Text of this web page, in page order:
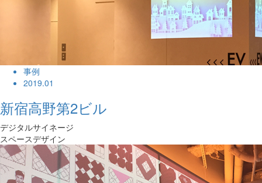
事例
2019.01
新宿高野第2ビル
デジタルサイネージ
スペースデザイン